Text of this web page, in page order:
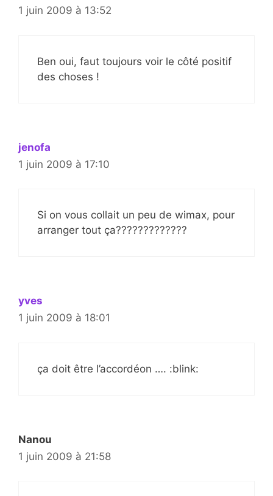
1 juin 2009 à 13:52
Ben oui, faut toujours voir le côté positif
des choses !
jenofa
1 juin 2009 à 17:10
Si on vous collait un peu de wimax, pour
arranger tout ça?????????????
yves
1 juin 2009 à 18:01
ça doit être l’accordéon …. :blink:
Nanou
1 juin 2009 à 21:58